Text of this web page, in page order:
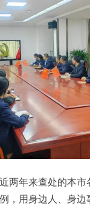
两年来查处的本市
，用身边人、身边